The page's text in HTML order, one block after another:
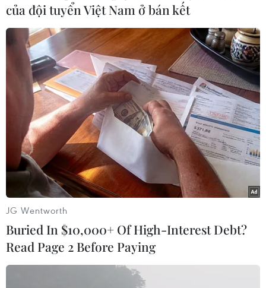
bánh tăng lên đột biến. Hàng người chờ tới lượt
mua phía bên ngoài cổng trường đã kéo dài hết
khu vực vỉa hè. Dù lực lượng chức năng liên tục
dùng loa nhắc nhở và yêu cầu người dân giữ
khoảng cách nhưng vì số lượng người đến mua
bánh càng lúc càng đông, nên việc an toàn
phòng chống dịch đã không còn được đảm bảo,
tiềm ẩn nhiều nguy cơ lây lan dịch bệnh./.
Lâm Phan - Hoàng Đạt
của đội tuyển Việt Nam ở bán kết
JG Wentworth
Buried In $10,000+ Of High-Interest Debt?
Read Page 2 Before Paying